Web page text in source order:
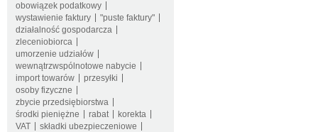
obowiązek podatkowy
wystawienie faktury
"puste faktury"
działalność gospodarcza
zleceniobiorca
umorzenie udziałów
wewnątrzwspólnotowe nabycie
import towarów
przesyłki
osoby fizyczne
zbycie przedsiębiorstwa
środki pieniężne
rabat
korekta
VAT
składki ubezpieczeniowe